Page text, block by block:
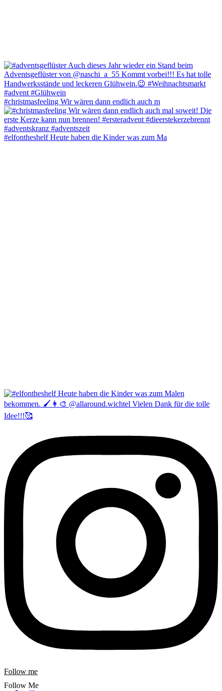
#christmasfeeling Wir wären dann endlich auch m
#elfontheshelf Heute haben die Kinder was zum Ma
Follow me
Follow Me